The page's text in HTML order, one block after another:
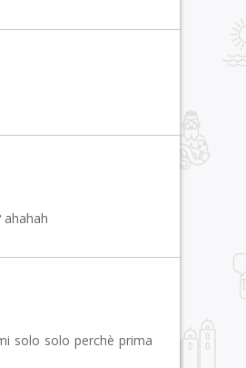
ahahah
solo solo perchè prima